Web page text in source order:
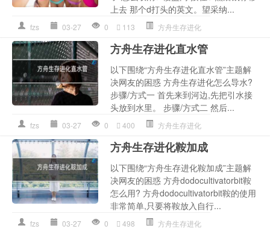
上去 那个d打头的英文。望采纳...
fzs 03-27 0 113 方舟生存进化
方舟生存进化直水管
以下围绕“方舟生存进化直水管”主题解
决网友的困惑 方舟生存进化怎么导水?
步骤/方式一 首先来到河边,先把引水接
头放到水里。 步骤/方式二 然后...
fzs 03-27 0 400 方舟生存进化
方舟生存进化鞍加成
以下围绕“方舟生存进化鞍加成”主题解
决网友的困惑 方舟dodocultivatorbit鞍
怎么用? 方舟dodocultivatorbit鞍的使用
非常简单,只要将鞍放入自行...
fzs 03-27 0 498 方舟生存进化